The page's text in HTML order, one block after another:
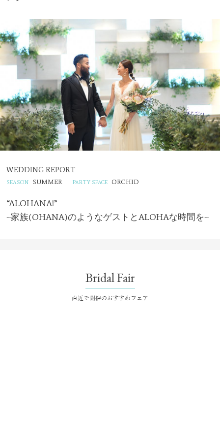
WEDDING REPORT
SUMMER ORCHID
“ALOHANA!”
~家族(OHANA)のようなゲストとALOHAな時間を~
Bridal Fair
直近で開催のおすすめフェア